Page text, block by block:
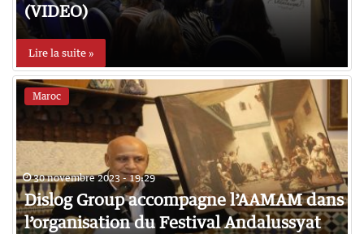
(VIDEO)
Lire la suite »
Maroc
30 novembre 2023 - 19:29
Dislog Group accompagne l’AAMAM dans
l’organisation du Festival Andalussyat